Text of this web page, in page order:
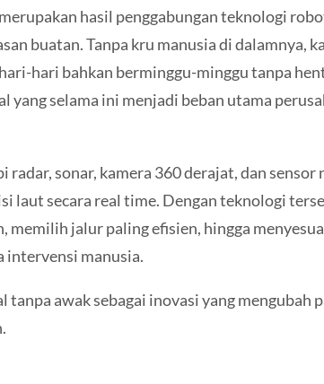
hasil penggabungan teknologi
buatan. Tanpa kru manusia di dalamnya,
hari bahkan berminggu-minggu tanpa
yang selama ini menjadi beban utama
sonar, kamera 360 derajat, dan sensor
laut secara real time. Dengan teknologi
memilih jalur paling efisien, hingga
intervensi manusia.
tanpa awak sebagai inovasi yang mengubah